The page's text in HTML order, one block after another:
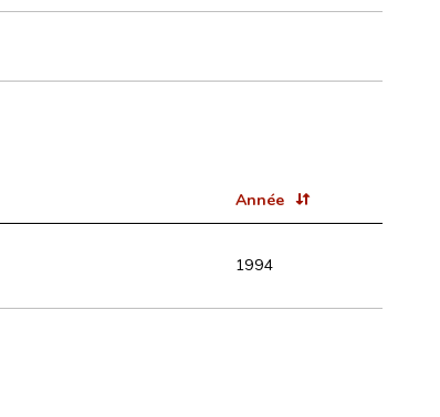
Année
1994